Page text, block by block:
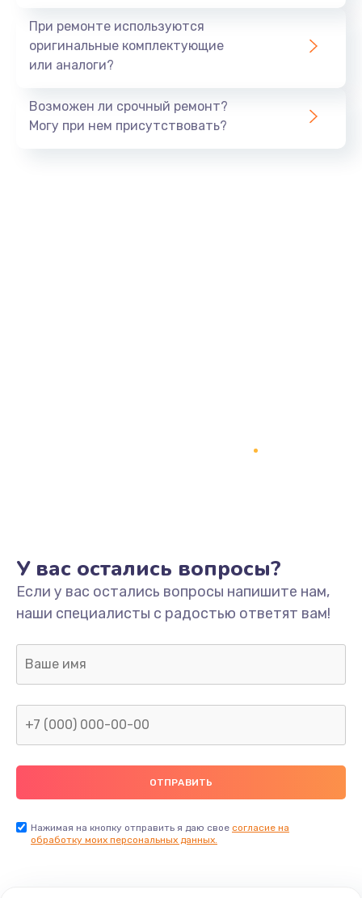
При ремонте используются
оригинальные комплектующие
или аналоги?
Возможен ли срочный ремонт?
Могу при нем присутствовать?
У вас остались вопросы?
Если у вас остались вопросы напишите нам,
наши специалисты с радостью ответят вам!
Нажимая на кнопку отправить я даю свое согласие на
обработку моих персональных данных.